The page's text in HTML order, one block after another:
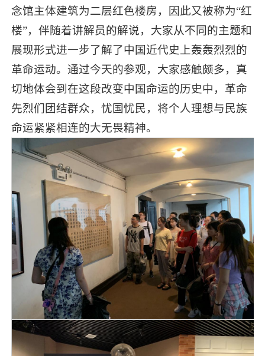
念馆主体建筑为二层红色楼房，因此又被称为“红
楼”，伴随着讲解员的解说，大家从不同的主题和
展现形式进一步了解了中国近代史上轰轰烈烈的
革命运动。通过今天的参观，大家感触颇多，真
切地体会到在这段改变中国命运的历史中，革命
先烈们团结群众，忧国忧民，将个人理想与民族
命运紧紧相连的大无畏精神。